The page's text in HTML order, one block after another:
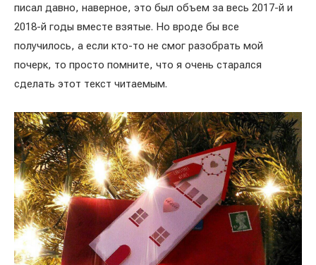
писал давно, наверное, это был объем за весь 2017-й и
2018-й годы вместе взятые. Но вроде бы все
получилось, а если кто-то не смог разобрать мой
почерк, то просто помните, что я очень старался
сделать этот текст читаемым.